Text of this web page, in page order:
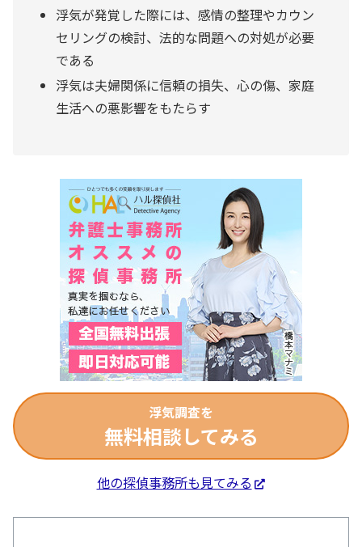
浮気が発覚した際には、感情の整理やカウン
セリングの検討、法的な問題への対処が必要
である
浮気は夫婦関係に信頼の損失、心の傷、家庭
生活への悪影響をもたらす
浮気調査を
無料相談してみる
他の探偵事務所も見てみる